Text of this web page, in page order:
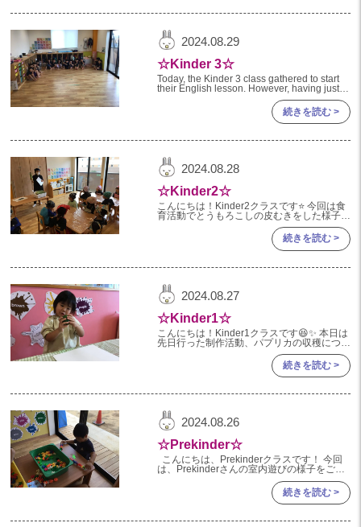
加美中新田保育園(宮城県)
2024年 07月(22)
2024年 06月(20)
2024年 05月(21)
2024年 02月(18)
2024年 01月(19)
2023
2023年 12月(19)
2023年 09月(19)
2023年 08月(22)
2023年 07月(20)
2023年 05月(20)
2023年 04月(20)
2023年 03月(22)
2023年 02月(19)
2023年 01月(18)
2024.08.29
☆Kinder 3☆
Today, the Kinder 3 class gathered to start
their English lesson. However, having just
続きを読む >
2024.08.28
☆Kinder2☆
こんにちは！Kinder2クラスです⭐️ 今回は食
育活動でとうもろこしの皮むきをした様子を
とうもろこしについての様々なお話しを聞き
続きを読む >
2024.08.27
☆Kinder1☆
こんにちは！Kinder1クラスです😆✨ 本日は
先日行った制作活動、パプリカの収穫につい
てご紹介したいと思います🎶 【制作遊び】
今回のテーマは『Kinder1クラスで育てた野
続きを読む >
2024.08.26
☆Prekinder☆
は、Prekinderさんの室内遊びの様子をご紹
ゴブロックとパズルコーナーの３続きを読む >